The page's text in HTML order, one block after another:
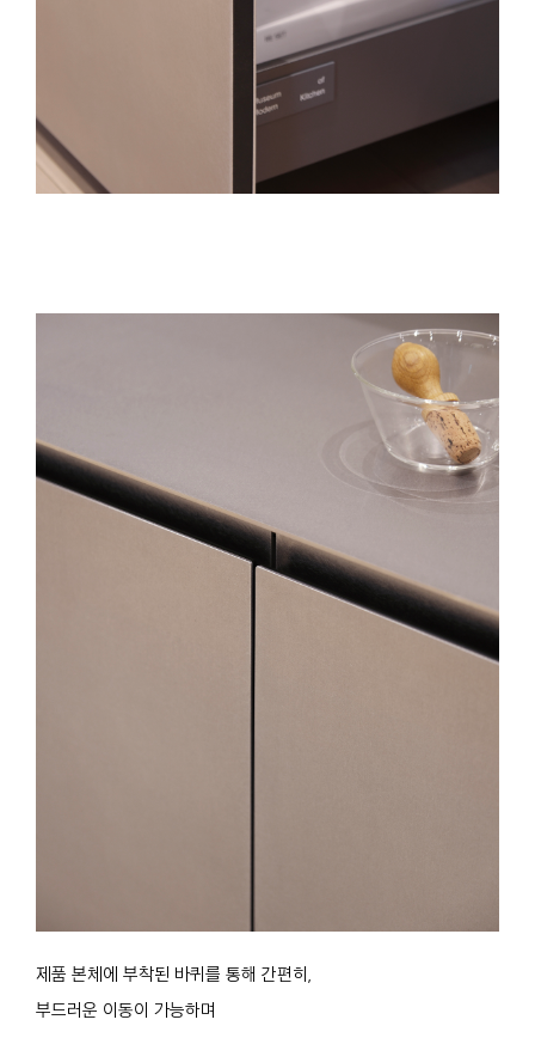
제품 본체에 부착된 바퀴를 통해 간편히,
부드러운 이동이 가능하며